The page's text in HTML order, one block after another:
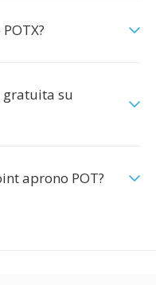
gratuita su
aprono POT?